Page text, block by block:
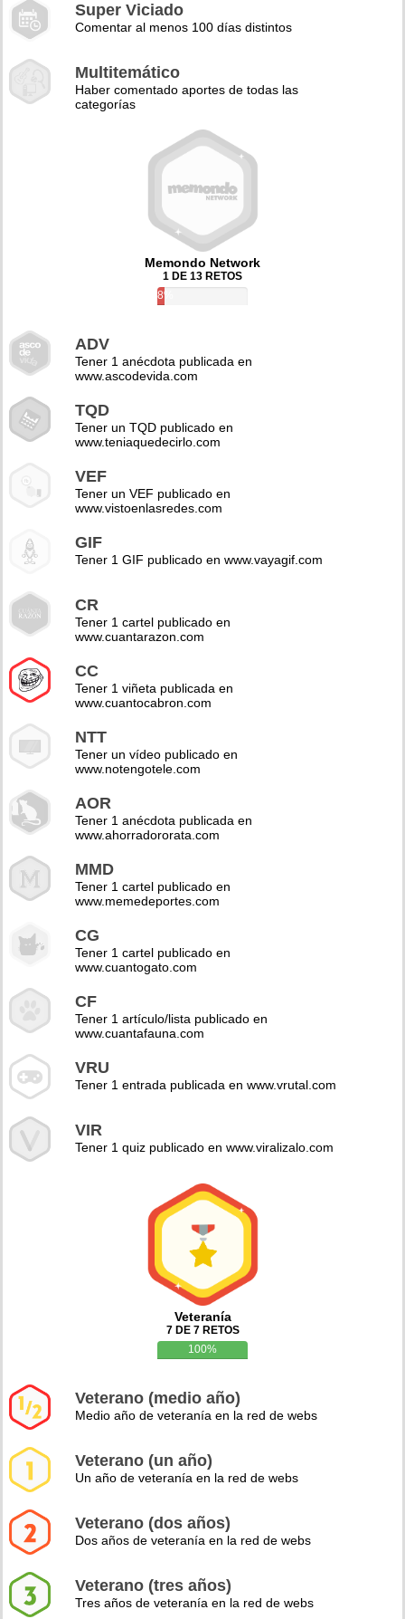
Super Viciado
Comentar al menos 100 días distintos
Multitemático
Haber comentado aportes de todas las
categorías
Memondo Network
1 DE 13 RETOS
8%
ADV
Tener 1 anécdota publicada en
www.ascodevida.com
TQD
Tener un TQD publicado en
www.teniaquedecirlo.com
VEF
Tener un VEF publicado en
www.vistoenlasredes.com
GIF
Tener 1 GIF publicado en www.vayagif.com
CR
Tener 1 cartel publicado en
www.cuantarazon.com
CC
Tener 1 viñeta publicada en
www.cuantocabron.com
NTT
Tener un vídeo publicado en
www.notengotele.com
AOR
Tener 1 anécdota publicada en
www.ahorradororata.com
MMD
Tener 1 cartel publicado en
www.memedeportes.com
CG
Tener 1 cartel publicado en
www.cuantogato.com
CF
Tener 1 artículo/lista publicado en
www.cuantafauna.com
VRU
Tener 1 entrada publicada en www.vrutal.com
VIR
Tener 1 quiz publicado en www.viralizalo.com
Veteranía
7 DE 7 RETOS
100%
Veterano (medio año)
Medio año de veteranía en la red de webs
Veterano (un año)
Un año de veteranía en la red de webs
Veterano (dos años)
Dos años de veteranía en la red de webs
Veterano (tres años)
Tres años de veteranía en la red de webs